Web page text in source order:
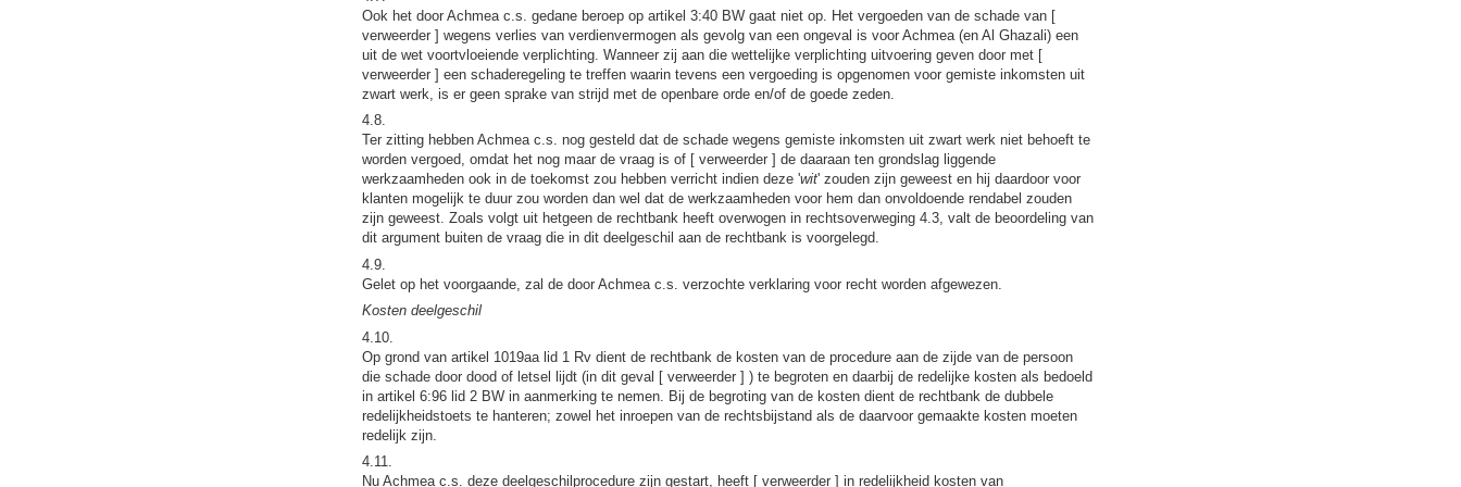
Ook het door Achmea c.s. gedane beroep op artikel 3:40 BW gaat niet op. Het vergoeden van de schade van [
verweerder ] wegens verlies van verdienvermogen als gevolg van een ongeval is voor Achmea (en Al Ghazali) een
uit de wet voortvloeiende verplichting. Wanneer zij aan die wettelijke verplichting uitvoering geven door met [
verweerder ] een schaderegeling te treffen waarin tevens een vergoeding is opgenomen voor gemiste inkomsten uit
zwart werk, is er geen sprake van strijd met de openbare orde en/of de goede zeden.
4.8.
Ter zitting hebben Achmea c.s. nog gesteld dat de schade wegens gemiste inkomsten uit zwart werk niet behoeft te
worden vergoed, omdat het nog maar de vraag is of [ verweerder ] de daaraan ten grondslag liggende
werkzaamheden ook in de toekomst zou hebben verricht indien deze 'wit' zouden zijn geweest en hij daardoor voor
klanten mogelijk te duur zou worden dan wel dat de werkzaamheden voor hem dan onvoldoende rendabel zouden
zijn geweest. Zoals volgt uit hetgeen de rechtbank heeft overwogen in rechtsoverweging 4.3, valt de beoordeling van
dit argument buiten de vraag die in dit deelgeschil aan de rechtbank is voorgelegd.
4.9.
Gelet op het voorgaande, zal de door Achmea c.s. verzochte verklaring voor recht worden afgewezen.
Kosten deelgeschil
4.10.
Op grond van artikel 1019aa lid 1 Rv dient de rechtbank de kosten van de procedure aan de zijde van de persoon
die schade door dood of letsel lijdt (in dit geval [ verweerder ] ) te begroten en daarbij de redelijke kosten als bedoeld
in artikel 6:96 lid 2 BW in aanmerking te nemen. Bij de begroting van de kosten dient de rechtbank de dubbele
redelijkheidstoets te hanteren; zowel het inroepen van de rechtsbijstand als de daarvoor gemaakte kosten moeten
redelijk zijn.
4.11.
Nu Achmea c.s. deze deelgeschilprocedure zijn gestart, heeft [ verweerder ] in redelijkheid kosten van